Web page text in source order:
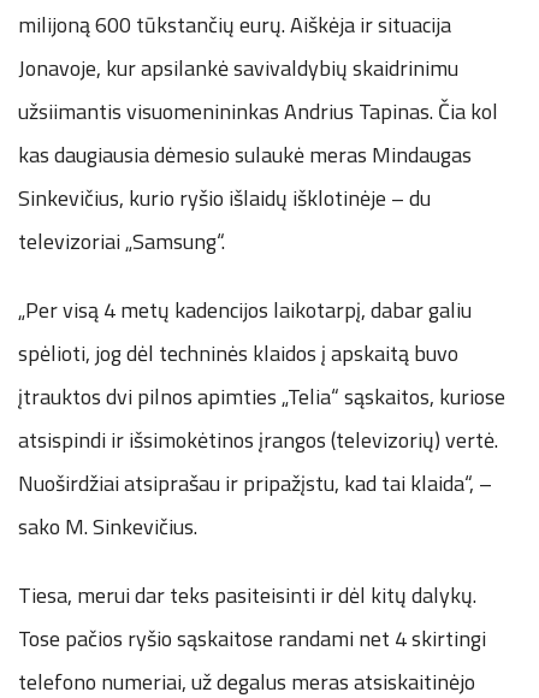
milijoną 600 tūkstančių eurų. Aiškėja ir situacija
Jonavoje, kur apsilankė savivaldybių skaidrinimu
užsiimantis visuomenininkas Andrius Tapinas. Čia kol
kas daugiausia dėmesio sulaukė meras Mindaugas
Sinkevičius, kurio ryšio išlaidų išklotinėje – du
televizoriai „Samsung“.
„Per visą 4 metų kadencijos laikotarpį, dabar galiu
spėlioti, jog dėl techninės klaidos į apskaitą buvo
įtrauktos dvi pilnos apimties „Telia“ sąskaitos, kuriose
atsispindi ir išsimokėtinos įrangos (televizorių) vertė.
Nuoširdžiai atsiprašau ir pripažįstu, kad tai klaida“, –
sako M. Sinkevičius.
Tiesa, merui dar teks pasiteisinti ir dėl kitų dalykų.
Tose pačios ryšio sąskaitose randami net 4 skirtingi
telefono numeriai, už degalus meras atsiskaitinėjo